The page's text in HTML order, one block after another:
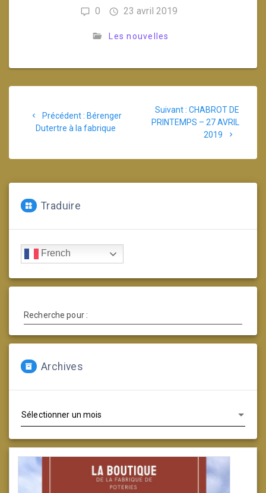
0 23 avril 2019
Les nouvelles
de
Précédent : Article
précédent
Bérenger
Dutertre à la fabrique
Suivant : Article
suivant
CHABROT DE
PRINTEMPS – 27 AVRIL
2019
Traduire
French
Recherche pour :
Archives